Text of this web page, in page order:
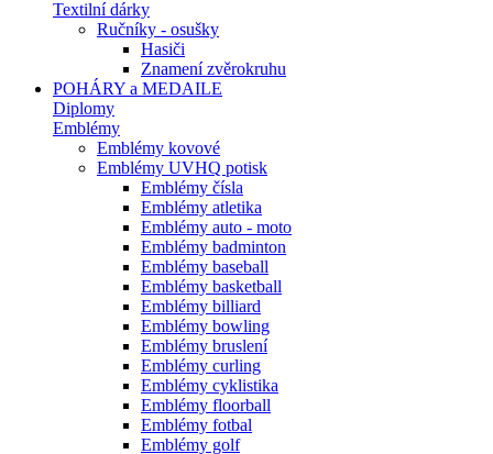
Textilní dárky
Ručníky - osušky
Hasiči
Znamení zvěrokruhu
POHÁRY a MEDAILE
Diplomy
Emblémy
Emblémy kovové
Emblémy UVHQ potisk
Emblémy čísla
Emblémy atletika
Emblémy auto - moto
Emblémy badminton
Emblémy baseball
Emblémy basketball
Emblémy billiard
Emblémy bowling
Emblémy bruslení
Emblémy curling
Emblémy cyklistika
Emblémy floorball
Emblémy fotbal
Emblémy golf